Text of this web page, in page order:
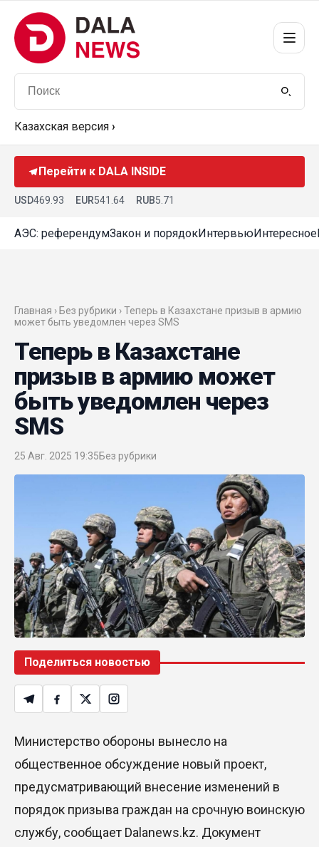
Казахская версия ›
Перейти к DALA INSIDE
USD469.93 EUR541.64 RUB5.71
АЭС: референдумЗакон и порядокИнтервьюИнтересное
Главная › Без рубрики › Теперь в Казахстане призыв в армию
может быть уведомлен через SMS
Теперь в Казахстане
призыв в армию может
быть уведомлен через
SMS
25 Авг. 2025 19:35Без рубрики
Поделиться новостью
Министерство обороны вынесло на
общественное обсуждение новый проект,
предусматривающий внесение изменений в
порядок призыва граждан на срочную воинскую
службу, сообщает Dalanews.kz. Документ